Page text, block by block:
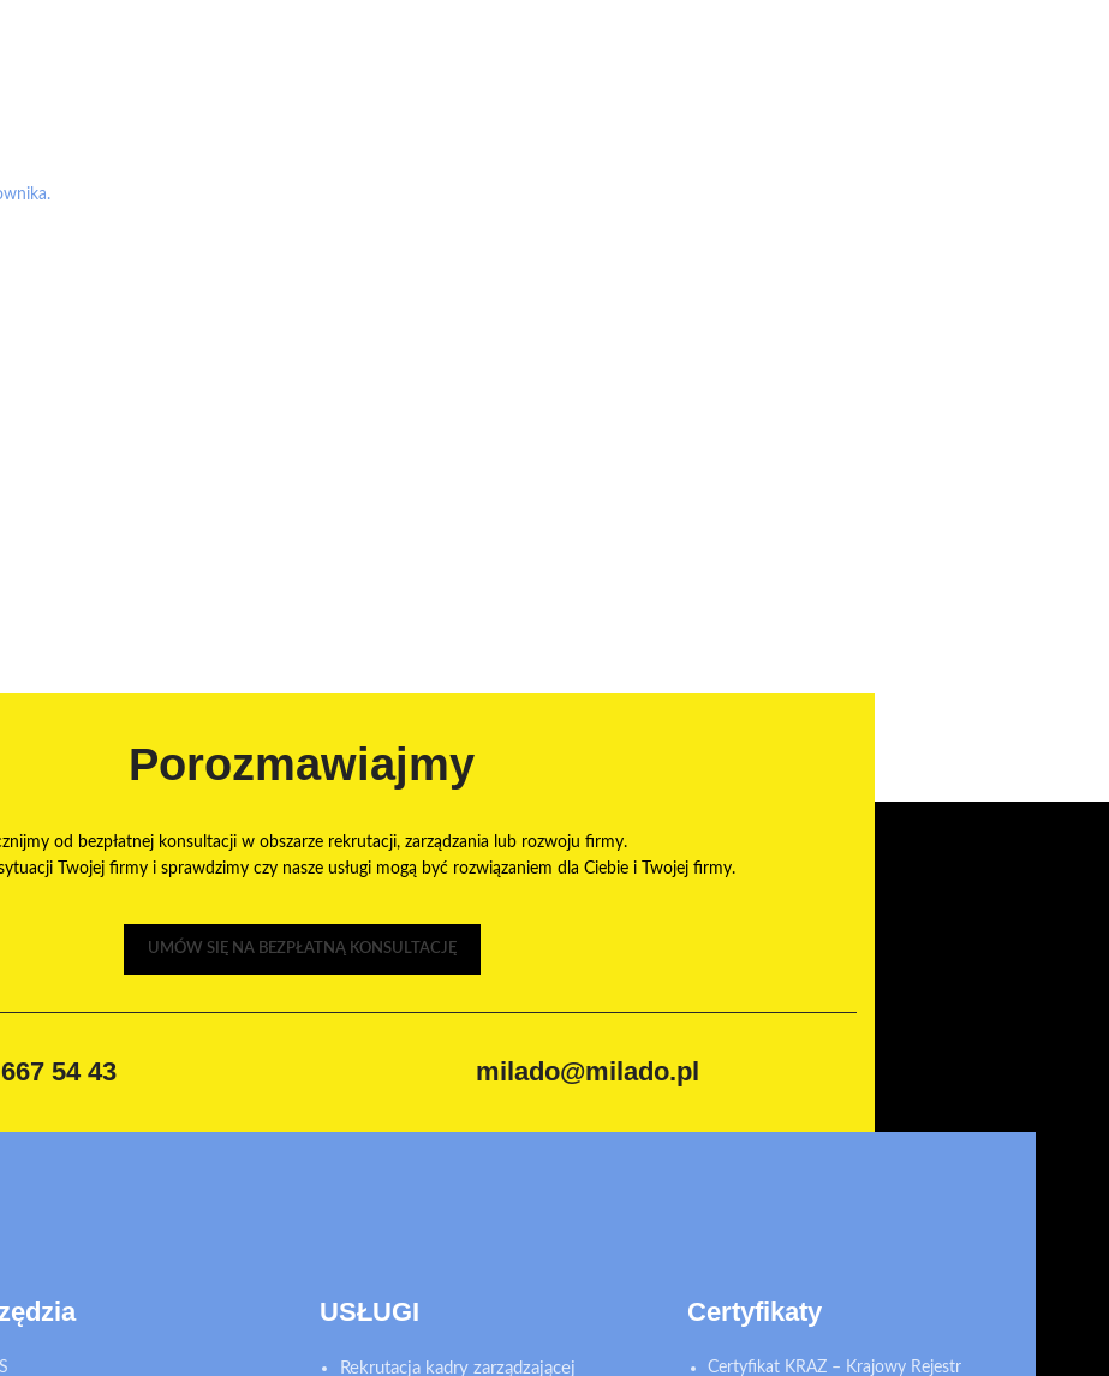
Porozmawiajmy
od bezpłatnej konsultacji w obszarze rekrutacji, zarządzania lub rozwoju firmy.
Twojej firmy i sprawdzimy czy nasze usługi mogą być rozwiązaniem dla Ciebie i Twojej firmy.
UMÓW SIĘ NA BEZPŁATNĄ KONSULTACJĘ
54 43 milado@milado.pl
USŁUGI
Rekrutacja kadry zarządzającej
Certyfikaty
Certyfikat KRAZ – Krajowy Rejestr